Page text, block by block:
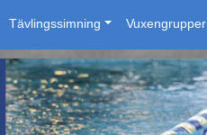
Tävlingssimning Vuxengrupper